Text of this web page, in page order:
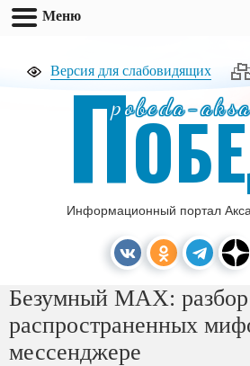
Версия для слабовидящих
pobeda-
П
Информационный портал
Безумный MAX:
распространенных
мессенджере
Меню